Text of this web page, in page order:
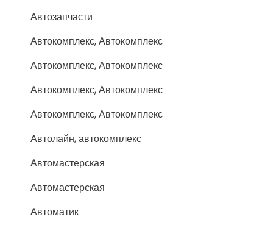
Автозапчасти
Автокомплекс, Автокомплекс
Автокомплекс, Автокомплекс
Автокомплекс, Автокомплекс
Автокомплекс, Автокомплекс
Автолайн, автокомплекс
Автомастерская
Автомастерская
Автоматик